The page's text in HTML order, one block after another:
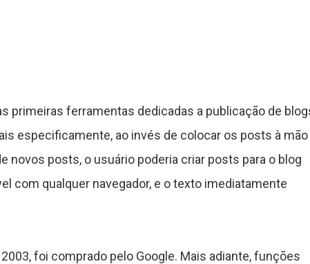
primeiras ferramentas dedicadas a publicação de
especificamente, ao invés de colocar os posts à
novos posts, o usuário poderia criar posts para o blog
com qualquer navegador, e o texto imediatamente
foi comprado pelo Google. Mais adiante, funções